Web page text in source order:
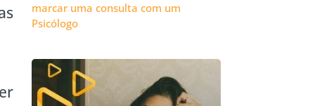
marcar uma consulta com um
Psicólogo